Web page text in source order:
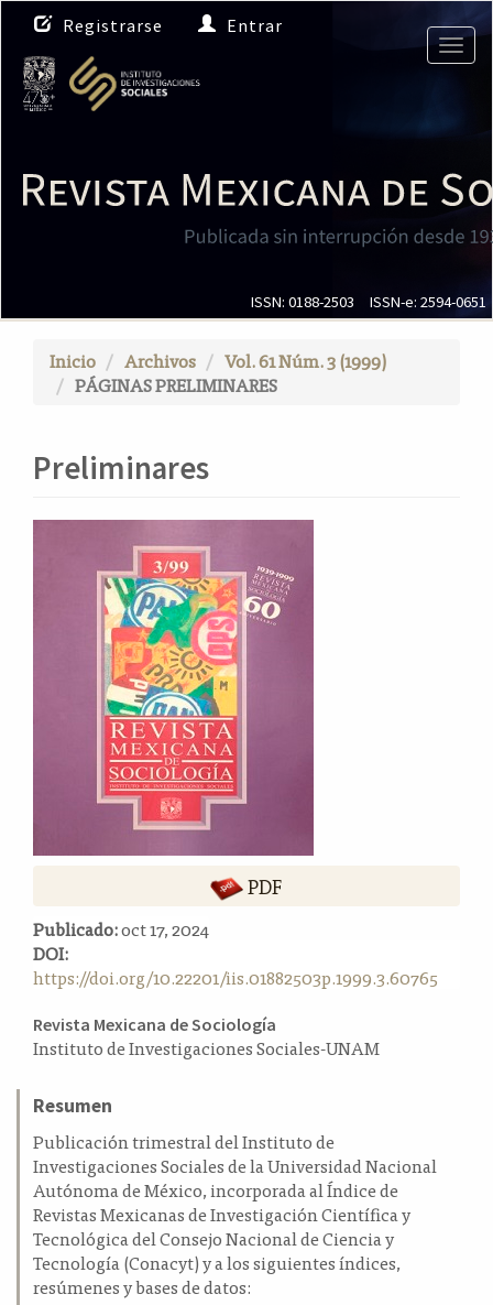
N
a
v
e
g
i
ó
n
c
C
n
a
a
r
r
l
a
e
a
l
Registrarse Entrar
ISSN: 0188-2503 ISSN-e: 2594-0651
Inicio Archivos
Vol. 61 Núm. 3 (1999)
PÁGINAS PRELIMINARES
Preliminares
lateral
artículo
PDF
Publicado:oct 17, 2024
DOI:
https://doi.org/10.22201/iis.01882503p.1999.3.60765
Contenido
principal
artículo
Revista Mexicana de Sociología
Instituto de Investigaciones Sociales-UNAM
Resumen
Publicación trimestral del Instituto de
Investigaciones Sociales de la Universidad Nacional
Autónoma de México, incorporada al Índice de
Revistas Mexicanas de Investigación Científica y
Tecnológica del Consejo Nacional de Ciencia y
Tecnología (Conacyt) y a los siguientes índices,
resúmenes y bases de datos: